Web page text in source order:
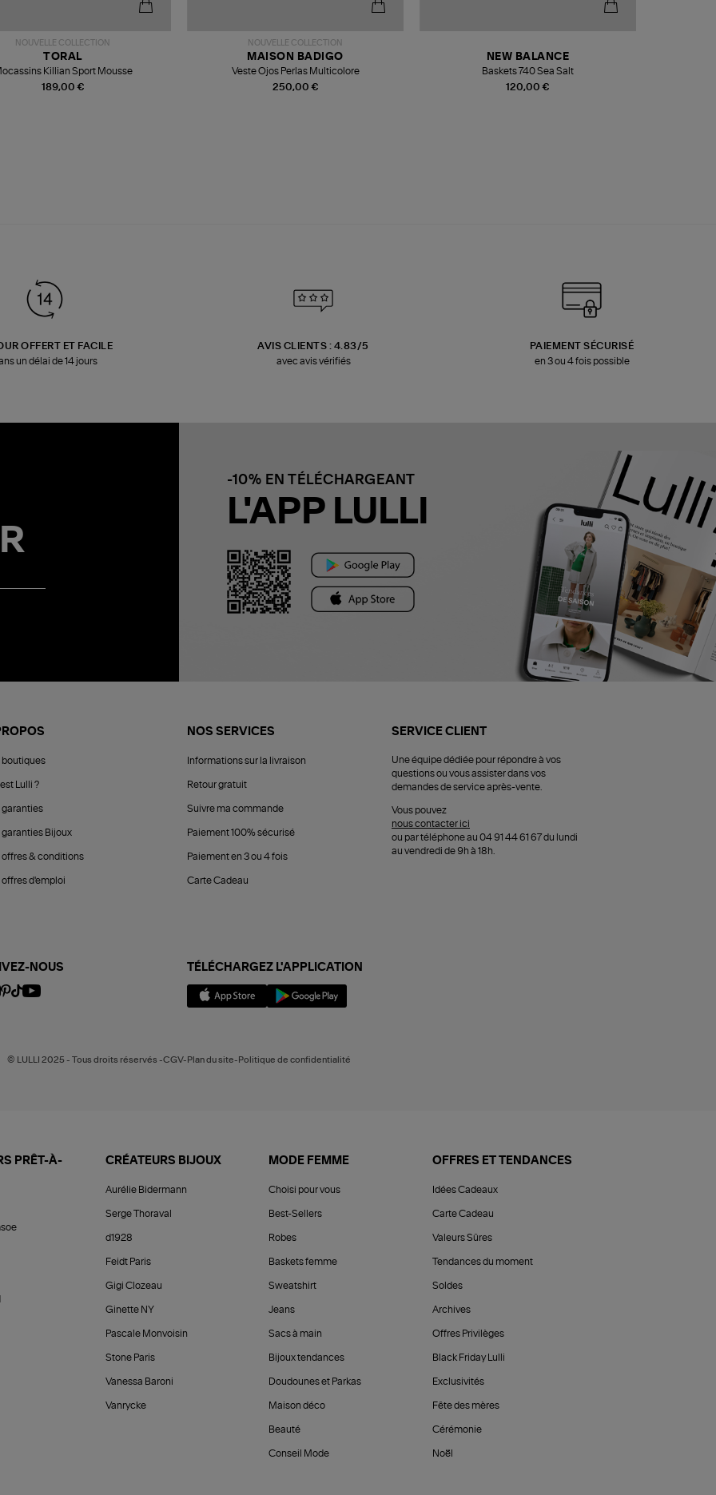
NOUVELLE COLLECTION
189,00 €
TORAL
Killian Sport Mousse
NOUVELLE COLLECTION
250,00 €
MAISON BADIGO
Veste Ojos Perlas Multicolore
120,00 €
NEW BALANCE
Baskets 740 Sea Salt
OFFERT ET FACILE
un délai de 14 jours
AVIS CLIENTS : 4.83/5
avec avis vérifiés
PAIEMENT SÉCURISÉ
en 3 ou 4 fois possible
-10% EN TÉLÉCHARGEANT
L'APP LULLI
boutiques
Lulli ?
garanties
garanties Bijoux
offres & conditions
offres d'emploi
NOS SERVICES
Informations sur la livraison
Retour gratuit
Suivre ma commande
Paiement 100% sécurisé
Paiement en 3 ou 4 fois
Carte Cadeau
SERVICE CLIENT
Une équipe dédiée pour répondre à vos
questions ou vous assister dans vos
demandes de service après-vente.
Vous pouvez
nous contacter ici
ou par téléphone au 04 91 44 61 67 du lundi
au vendredi de 9h à 18h.
NOUS TÉLÉCHARGEZ L'APPLICATION
© LULLI 2025 - Tous droits réservés -CGV-Plan du site-Politique de confidentialité
PRÊT-À-
CRÉATEURS BIJOUX
Aurélie Bidermann
Serge Thoraval
d1928
Feidt Paris
Gigi Clozeau
Ginette NY
Pascale Monvoisin
Stone Paris
Vanessa Baroni
Vanrycke
MODE FEMME
Choisi pour vous
Best-Sellers
Robes
Baskets femme
Sweatshirt
Jeans
Sacs à main
Bijoux tendances
Doudounes et Parkas
Maison déco
Beauté
Conseil Mode
OFFRES ET TENDANCES
Idées Cadeaux
Carte Cadeau
Valeurs Sûres
Tendances du moment
Soldes
Archives
Offres Privilèges
Black Friday Lulli
Exclusivités
Fête des mères
Cérémonie
Noël